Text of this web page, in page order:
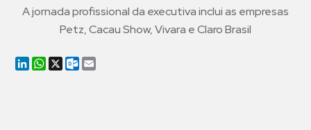
A jornada profissional da executiva inclui as empresas
Petz, Cacau Show, Vivara e Claro Brasil
LinkedIn
WhatsApp
X Outlook.com